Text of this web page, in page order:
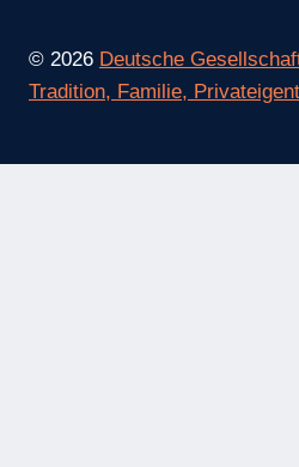
© 2026 Deutsche
Tradition, Familie,